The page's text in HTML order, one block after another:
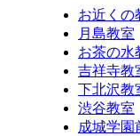
お近くの
月島教室
お茶の水
吉祥寺教
下北沢教
渋谷教室
成城学園